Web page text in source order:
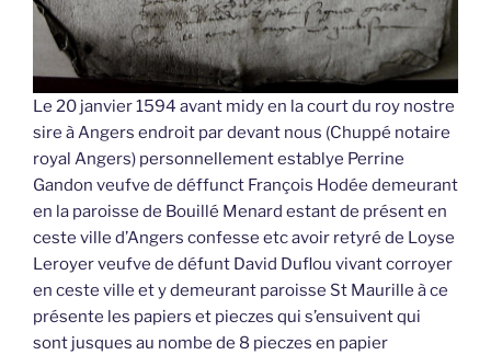
Le 20 janvier 1594 avant midy en la court du roy nostre
sire à Angers endroit par devant nous (Chuppé notaire
royal Angers) personnellement establye Perrine
Gandon veufve de déffunct François Hodée demeurant
en la paroisse de Bouillé Menard estant de présent en
ceste ville d’Angers confesse etc avoir retyré de Loyse
Leroyer veufve de défunt David Duflou vivant corroyer
en ceste ville et y demeurant paroisse St Maurille à ce
présente les papiers et pieczes qui s’ensuivent qui
sont jusques au nombe de 8 pieczes en papier